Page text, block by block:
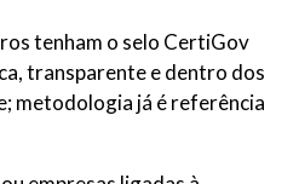
tenham o selo CertiGov
transparente e dentro dos
metodologia já é referência